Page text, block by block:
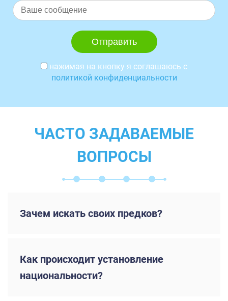
нажимая на кнопку я соглашаюсь с
политикой конфиденциальности
ЧАСТО ЗАДАВАЕМЫЕ
ВОПРОСЫ
Зачем искать своих предков?
Как происходит установление
национальности?